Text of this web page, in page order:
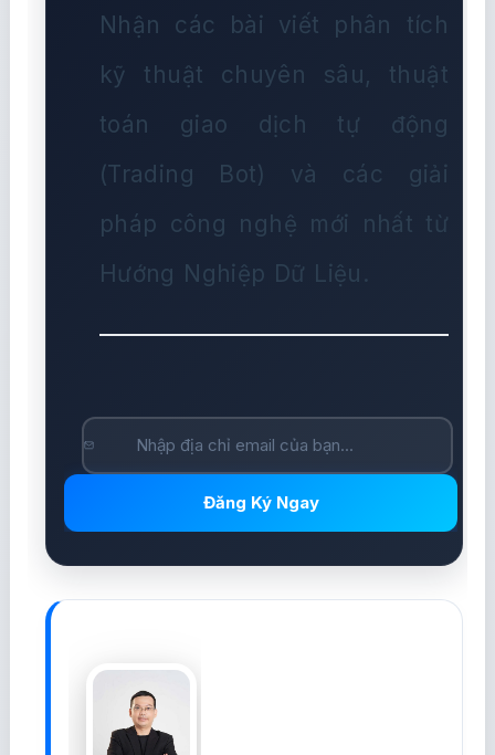
Nhận các bài viết phân tích
kỹ thuật chuyên sâu, thuật
toán giao dịch tự động
(Trading Bot) và các giải
pháp công nghệ mới nhất từ
Hướng Nghiệp Dữ Liệu.
Đăng Ký Ngay